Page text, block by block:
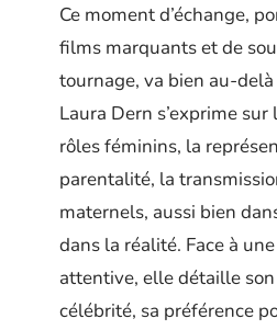
Ce moment d’échange,
films marquants et de
tournage, va bien au-
Laura Dern s’exprime sur
rôles féminins, la
parentalité, la
maternels, aussi bien
dans la réalité. Face à
attentive, elle détaille
célébrité, sa préférence